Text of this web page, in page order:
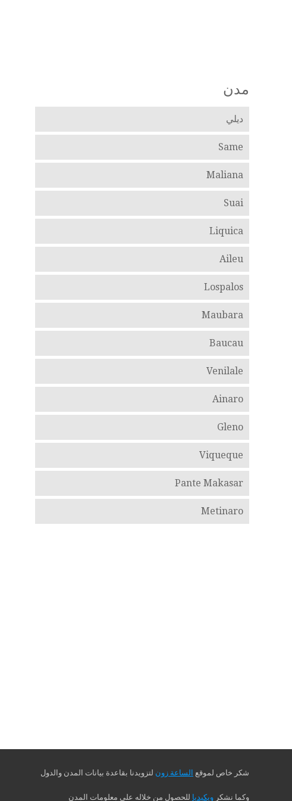
مدن
ديلي
Same
Maliana
Suai
Liquica
Aileu
Lospalos
Maubara
Baucau
Venilale
Ainaro
Gleno
Viqueque
Pante Makasar
Metinaro
شكر خاص لموقع الساعة زون لتزويدنا بقاعدة بيانات المدن والدول
وكما نشكر ويكيديا للحصول من خلاله على معلومات المدن